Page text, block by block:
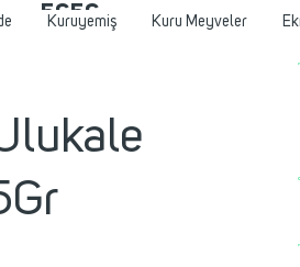
5656
Kuruyemiş Kuru Meyveler